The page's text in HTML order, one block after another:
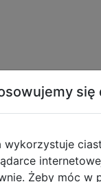
się
wykorzystuje
Żeby móc w